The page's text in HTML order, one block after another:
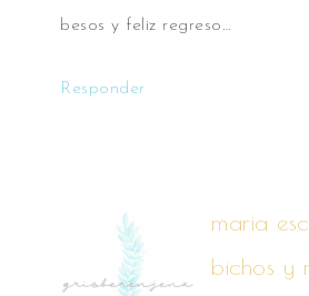
besos y feliz regreso…
Responder
maria
bichos y